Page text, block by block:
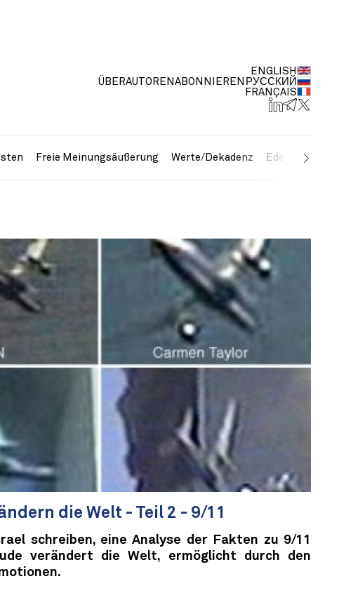
ÜBERAUTOREN ABONNIEREN
ENGLISH
РУССКИЙ
FRANÇAIS
Freie Meinungsäußerung Werte/Dekadenz Edelmetalle
die Welt - Teil 2 - 9/11
schreiben, eine Analyse der Fakten zu 9/11
verändert die Welt, ermöglicht durch den